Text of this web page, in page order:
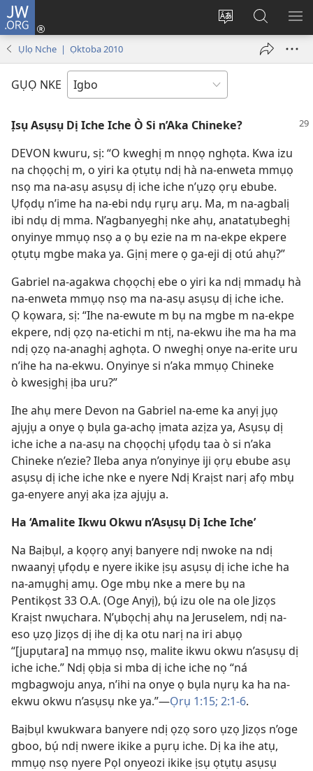
JW.ORG
Gbanwee
Banye
(ga-
ebe
ga-
gụọ
ya)
Chọọ
Ihe
na
Ụlọ Nche | Ọktoba 2010
GỤỌ NKE
Ịsụ Asụsụ Dị Iche Iche Ò Si n’Aka Chineke?
DEVON kwuru, sị: “O kweghị m nnọọ nghọta. Kwa izu
na chọọchị m, o yiri ka ọtụtụ ndị hà na-enweta mmụọ
nsọ ma na-asụ asụsụ dị iche iche n’ụzọ ọrụ ebube.
Ụfọdụ n’ime ha na-ebi ndụ rụrụ arụ. Ma, m na-agbalị
ibi ndụ dị mma. N’agbanyeghị nke ahụ, anatatụbeghị
onyinye mmụọ nsọ a ọ bụ ezie na m na-ekpe ekpere
ọtụtụ mgbe maka ya. Gịnị mere ọ ga-eji dị otú ahụ?”
Gabriel na-agakwa chọọchị ebe o yiri ka ndị mmadụ hà
na-enweta mmụọ nsọ ma na-asụ asụsụ dị iche iche.
Ọ kọwara, sị: “Ihe na-ewute m bụ na mgbe m na-ekpe
ekpere, ndị ọzọ na-etichi m ntị, na-ekwu ihe ma ha ma
ndị ọzọ na-anaghị aghọta. O nweghị onye na-erite uru
n’ihe ha na-ekwu. Onyinye si n’aka mmụọ Chineke
ò kwesịghị ịba uru?”
Ihe ahụ mere Devon na Gabriel na-eme ka anyị jụọ
ajụjụ a onye ọ bụla ga-achọ ịmata azịza ya, Asụsụ dị
iche iche a na-asụ na chọọchị ụfọdụ taa ò si n’aka
Chineke n’ezie? Ileba anya n’onyinye iji ọrụ ebube asụ
asụsụ dị iche iche nke e nyere Ndị Kraịst narị afọ mbụ
ga-enyere anyị aka ịza ajụjụ a.
Ha ‘Amalite Ikwu Okwu n’Asụsụ Dị Iche Iche’
Na Baịbụl, a kọọrọ anyị banyere ndị nwoke na ndị
nwaanyị ụfọdụ e nyere ikike ịsụ asụsụ dị iche iche ha
na-amụghị amụ. Oge mbụ nke a mere bụ na
Pentikọst 33 O.A. (Oge Anyị), bụ́ izu ole na ole Jizọs
Kraịst nwụchara. N’ụbọchị ahụ na Jeruselem, ndị na-
eso ụzọ Jizọs dị ihe dị ka otu narị na iri abụọ
“[jupụtara] na mmụọ nsọ, malite ikwu okwu n’asụsụ dị
iche iche.” Ndị ọbịa si mba dị iche iche nọ “ná
mgbagwoju anya, n’ihi na onye ọ bụla nụrụ ka ha na-
ekwu okwu n’asụsụ nke ya.”—Ọrụ 1:15; 2:1-6.
Baịbụl kwukwara banyere ndị ọzọ soro ụzọ Jizọs n’oge
gboo, bụ́ ndị nwere ikike a pụrụ iche. Dị ka ihe atụ,
mmụọ nsọ nyere Pọl onyeozi ikike ịsụ ọtụtụ asụsụ